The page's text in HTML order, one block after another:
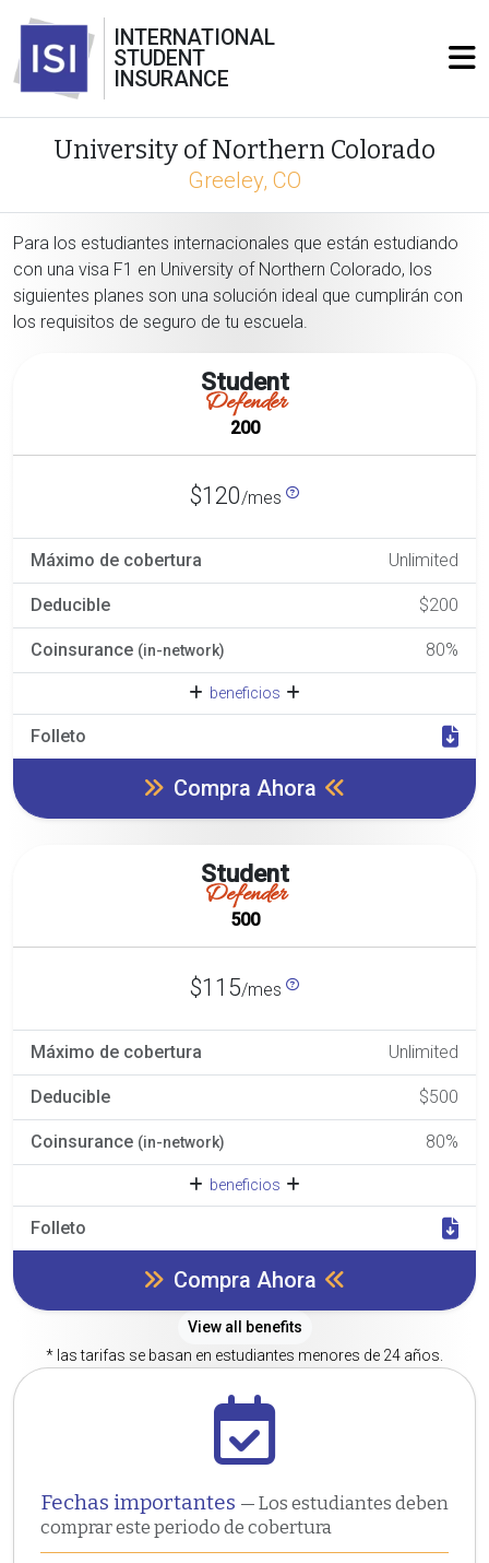
INTERNATIONAL
STUDENT
INSURANCE
University of Northern Colorado
Greeley, CO
Para los estudiantes internacionales que están estudiando
con una visa F1 en University of Northern Colorado, los
siguientes planes son una solución ideal que cumplirán con
los requisitos de seguro de tu escuela.
Student
Defender
200
$120/mes
Máximo de cobertura Unlimited
Deducible $200
Coinsurance (in-network) 80%
beneficios
Folleto
Compra Ahora
Student
Defender
500
$115/mes
Máximo de cobertura Unlimited
Deducible $500
Coinsurance (in-network) 80%
beneficios
Folleto
Compra Ahora
View all benefits
* las tarifas se basan en estudiantes menores de 24 años.
Fechas importantes — Los estudiantes deben
comprar este periodo de cobertura